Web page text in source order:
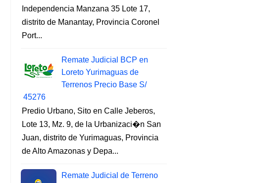
Independencia Manzana 35 Lote 17,
distrito de Manantay, Provincia Coronel
Port...
Remate Judicial BCP en
Loreto Yurimaguas de
Terrenos Precio Base S/
45276
Predio Urbano, Sito en Calle Jeberos,
Lote 13, Mz. 9, de la Urbanizaci�n San
Juan, distrito de Yurimaguas, Provincia
de Alto Amazonas y Depa...
Remate Judicial de Terreno